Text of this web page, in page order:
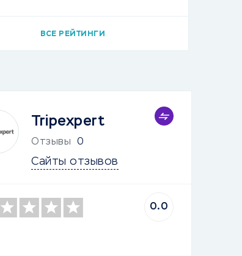
ВСЕ РЕЙТИНГИ
Tripexpert
Отзывы 0
Сайты отзывов
0.0